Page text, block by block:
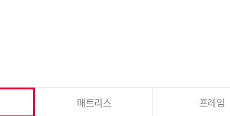
매트리스 프레임